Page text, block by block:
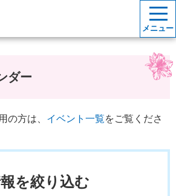
メニュー
ダー
の方は、 イベント一覧をご覧くださ
を絞り込む